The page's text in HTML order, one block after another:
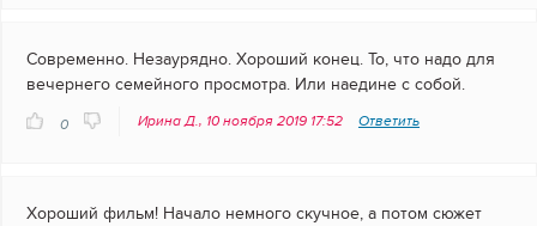
Современно. Незаурядно. Хороший конец. То, что надо для
вечернего семейного просмотра. Или наедине с собой.
0 Ирина Д., 10 ноября 2019 17:52 Ответить
Хороший фильм! Начало немного скучное, а потом сюжет